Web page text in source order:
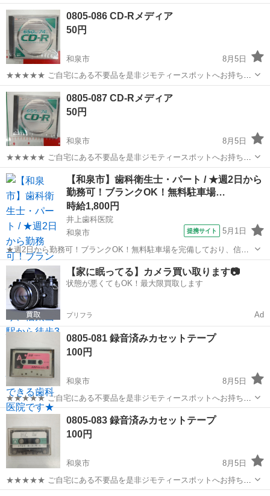
みしませんか？ 家電、趣味・スポーツ・レジャー用品、こども用品、
衣料服飾品、生活雑貨、家具、本、CD・DVDなどが無料でまとめて持
ち込めます！ ※詳細はこ...
大阪 和泉市 映像プレーヤー、レコーダー
0805-086 CD-Rメディア
50円
和泉市
8月5日
★★★★★ ご自宅にある不要品を是非ジモティースポットへお持ち込
みしませんか？ 家電、趣味・スポーツ・レジャー用品、こども用品、
衣料服飾品、生活雑貨、家具、本、CD・DVDなどが無料でまとめて持
ち込めます！ ※詳細はこ...
大阪 和泉市 映像プレーヤー、レコーダー
0805-087 CD-Rメディア
50円
和泉市
8月5日
★★★★★ ご自宅にある不要品を是非ジモティースポットへお持ち込
みしませんか？ 家電、趣味・スポーツ・レジャー用品、こども用品、
衣料服飾品、生活雑貨、家具、本、CD・DVDなどが無料でまとめて持
ち込めます！ ※詳細はこ...
大阪 映像プレーヤー、レコーダー 現地
【和泉市】歯科衛生士・パート / ★週2日から
勤務可！ブランクOK！無料駐車場…
時給1,800円
井上歯科医院
和泉市
提携サイト 5月1日
★週2日から勤務可！ブランクOK！無料駐車場を完備しており、信太
山駅から徒歩3分の好立地なので毎日快適に通勤できる歯科医院です★
時給： 1,800円~ アクセス：阪和線[天王寺~和歌山] 信太山 徒歩3分 オ
ススメコ...
大阪 和泉市 歯科衛生士
【家に眠ってる】カメラ買い取ります📷
状態が悪くてもOK！最大限買取します
プリフラ Ad
0805-081 録音済みカセットテープ
100円
和泉市
8月5日
★★★★★ ご自宅にある不要品を是非ジモティースポットへお持ち込
みしませんか？ 家電、趣味・スポーツ・レジャー用品、こども用品、
衣料服飾品、生活雑貨、家具、本、CD・DVDなどが無料でまとめて持
ち込めます！ ※詳細はこ...
大阪 和泉市 オーディオ カセットテープ
0805-083 録音済みカセットテープ
100円
和泉市
8月5日
★★★★★ ご自宅にある不要品を是非ジモティースポットへお持ち込
みしませんか？ 家電、趣味・スポーツ・レジャー用品、こども用品、